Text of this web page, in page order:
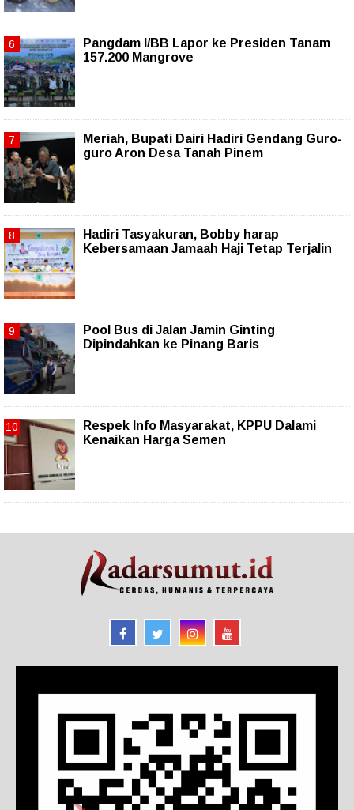
Pangdam I/BB Lapor ke Presiden Tanam
157.200 Mangrove
Meriah, Bupati Dairi Hadiri Gendang Guro-
guro Aron Desa Tanah Pinem
Hadiri Tasyakuran, Bobby harap
Kebersamaan Jamaah Haji Tetap Terjalin
Pool Bus di Jalan Jamin Ginting
Dipindahkan ke Pinang Baris
Respek Info Masyarakat, KPPU Dalami
Kenaikan Harga Semen